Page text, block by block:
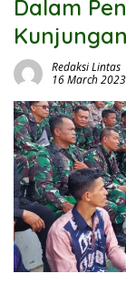
Dalam
Redaksi Lintas
16 March 2023